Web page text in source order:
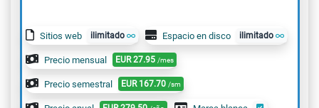
Sitios web ilimitado Espacio en disco ilimitado
Precio mensual EUR 27.95 /mes
Precio semestral EUR 167.70 /sm